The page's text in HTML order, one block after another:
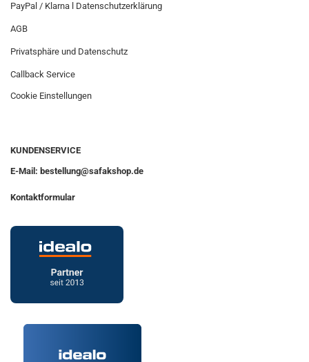
PayPal / Klarna l Datenschutzerklärung
AGB
Privatsphäre und Datenschutz
Callback Service
Cookie Einstellungen
KUNDENSERVICE
E-Mail: bestellung@safakshop.de
Kontaktformular